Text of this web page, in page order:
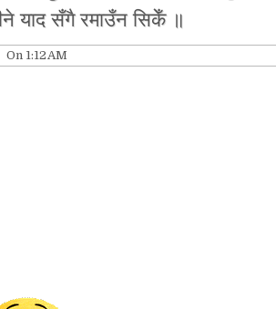
याद सँगै रमाउँन सिकेँ ॥
On 1:12 AM